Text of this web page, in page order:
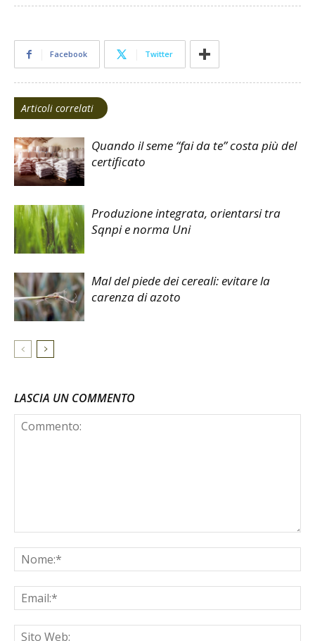
Facebook Twitter
Articoli correlati
Quando il seme “fai da te” costa più del
certificato
Produzione integrata, orientarsi tra
Sqnpi e norma Uni
Mal del piede dei cereali: evitare la
carenza di azoto
LASCIA UN COMMENTO